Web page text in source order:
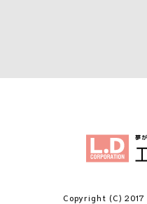
Copyright (C) 2017